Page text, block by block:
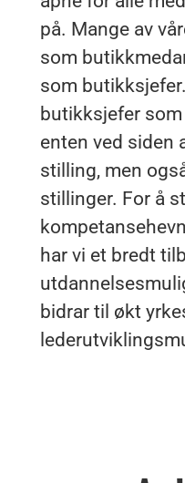
på. Mange av
som
som
butikksjefer
enten ved siden
stilling, men
stillinger. For å
har vi et bredt
bidrar til økt